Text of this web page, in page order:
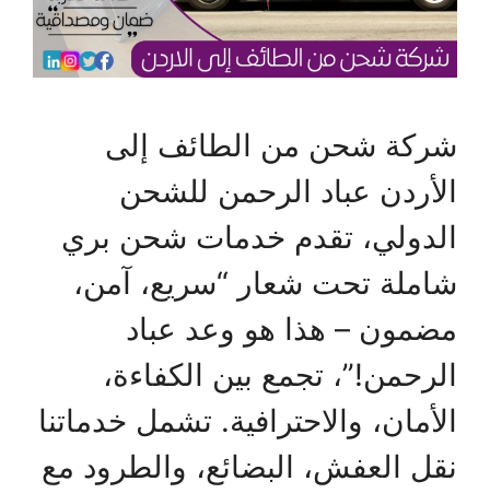
شركة شحن من الطائف إلى
الأردن عباد الرحمن للشحن
الدولي، تقدم خدمات شحن بري
شاملة تحت شعار “سريع، آمن،
مضمون – هذا هو وعد عباد
الرحمن!”، تجمع بين الكفاءة،
الأمان، والاحترافية. تشمل خدماتنا
نقل العفش، البضائع، والطرود مع